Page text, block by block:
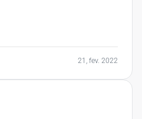
21, fev. 2022